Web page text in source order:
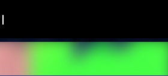
Pular para o conteúdo principal